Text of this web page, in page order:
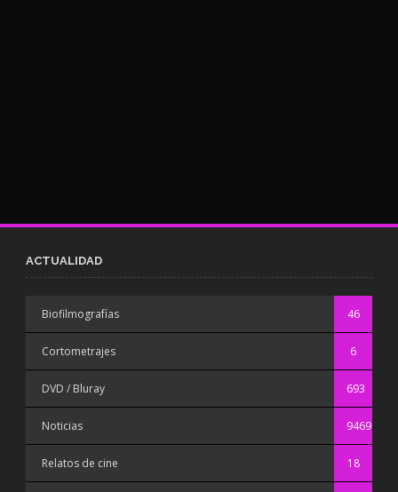
ACTUALIDAD
Biofilmografías 46
Cortometrajes 6
DVD / Bluray 693
Noticias 9469
Relatos de cine 18